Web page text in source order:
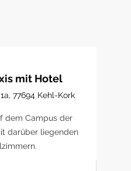
mit Hotel
77694 Kehl-Kork
dem Campus der
darüber liegenden